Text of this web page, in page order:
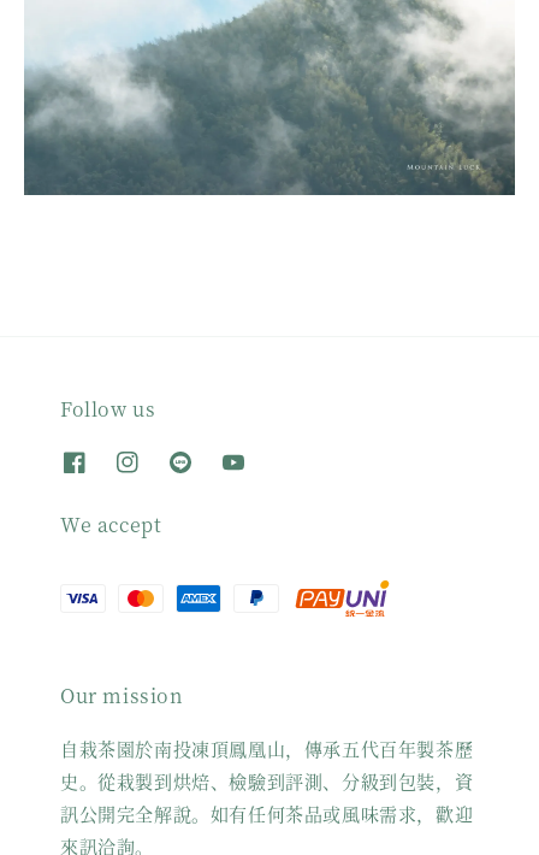
Follow us
We accept
Our mission
自栽茶園於南投凍頂鳳凰山，傳承五代百年製茶歷
史。從栽製到烘焙、檢驗到評測、分級到包裝，資
訊公開完全解說。如有任何茶品或風味需求，歡迎
來訊洽詢。